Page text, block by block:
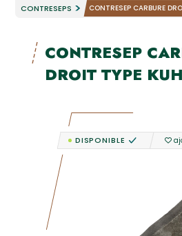
CONTRESEPS
CONTRESEP CARBURE
CONTRESEP
DROIT TYPE
DISPONIBLE